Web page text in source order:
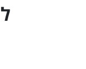
ל